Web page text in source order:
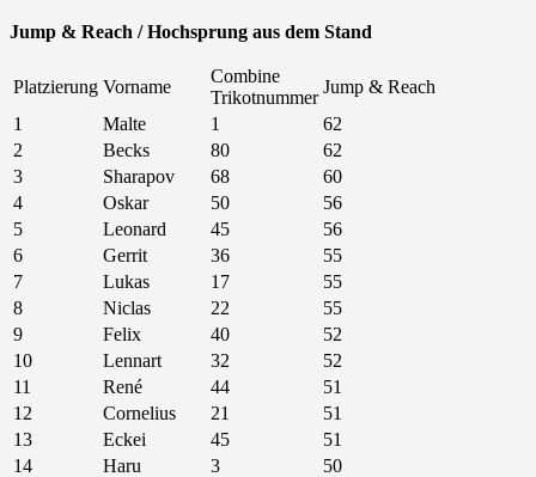
Jump & Reach / Hochsprung aus dem Stand
Platzierung Vorname
Combine
Trikotnummer
Jump & Reach
1
Malte 1
62
2
Becks 80
62
3
Sharapov 68
60
4
Oskar 50
56
5
Leonard 45
56
6
Gerrit 36
55
7
Lukas 17
55
8
Niclas 22
55
9
Felix 40
52
10
Lennart 32
52
11
René 44
51
12
Cornelius 21
51
13
Eckei 45
51
14
Haru 3
50